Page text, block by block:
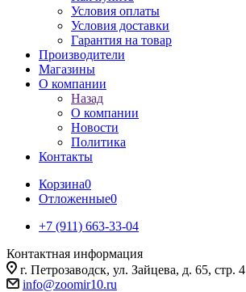
Условия оплаты
Условия доставки
Гарантия на товар
Производители
Магазины
О компании
Назад
О компании
Новости
Политика
Контакты
Корзина0
Отложенные0
+7 (911) 663-33-04
Контактная информация
г. Петрозаводск, ул. Зайцева, д. 65, стр. 4
info@zoomir10.ru